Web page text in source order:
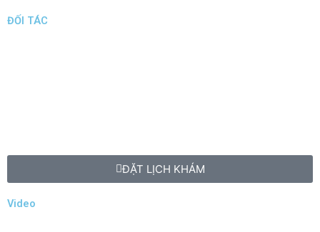
ĐỐI TÁC
ĐẶT LỊCH KHÁM
Video